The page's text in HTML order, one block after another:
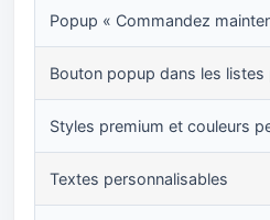
Popup « Commandez
Bouton popup dans les listes
Styles premium et couleurs
Textes personnalisables